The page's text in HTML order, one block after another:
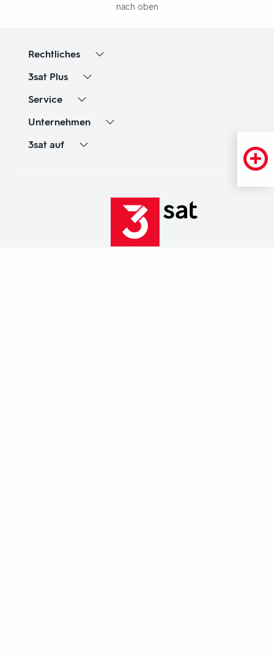
nach oben
Rechtliches
3sat Plus
Service
Unternehmen
3sat auf